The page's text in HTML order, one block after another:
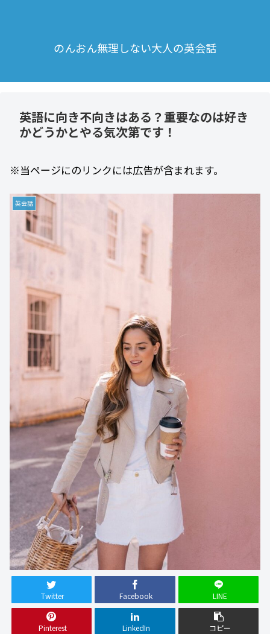
のんおん無理しない大人の英会話
英語に向き不向きはある？重要なのは好き
かどうかとやる気次第です！
※当ページにのリンクには広告が含まれます。
英会話
Twitter Facebook LINE
Pinterest LinkedIn
コピー